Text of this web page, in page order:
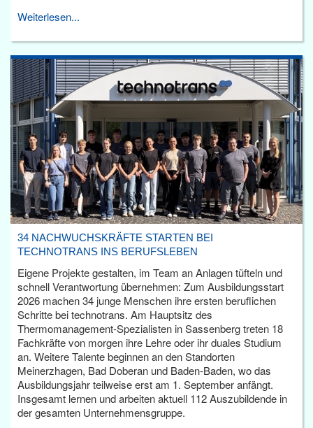
Weiterlesen...
34 NACHWUCHSKRÄFTE STARTEN BEI
TECHNOTRANS INS BERUFSLEBEN
Eigene Projekte gestalten, im Team an Anlagen tüfteln und
schnell Verantwortung übernehmen: Zum Ausbildungsstart
2026 machen 34 junge Menschen ihre ersten beruflichen
Schritte bei technotrans. Am Hauptsitz des
Thermomanagement-Spezialisten in Sassenberg treten 18
Fachkräfte von morgen ihre Lehre oder ihr duales Studium
an. Weitere Talente beginnen an den Standorten
Meinerzhagen, Bad Doberan und Baden-Baden, wo das
Ausbildungsjahr teilweise erst am 1. September anfängt.
Insgesamt lernen und arbeiten aktuell 112 Auszubildende in
der gesamten Unternehmensgruppe.